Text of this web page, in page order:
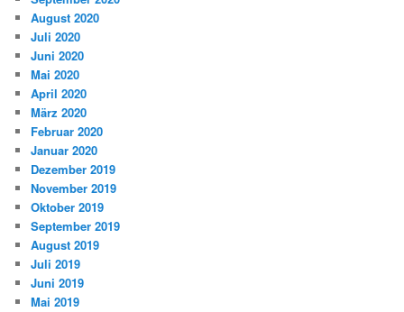
August 2020
Juli 2020
Juni 2020
Mai 2020
April 2020
März 2020
Februar 2020
Januar 2020
Dezember 2019
November 2019
Oktober 2019
September 2019
August 2019
Juli 2019
Juni 2019
Mai 2019